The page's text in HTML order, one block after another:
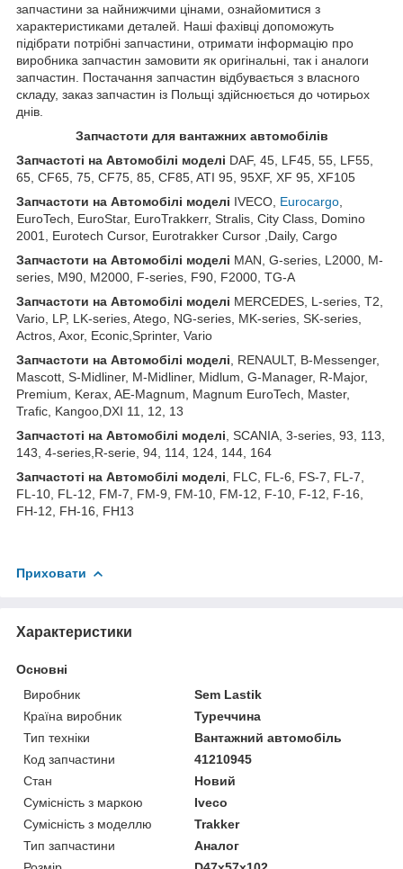
запчастини за найнижчими цінами, ознайомитися з
характеристиками деталей. Наші фахівці допоможуть
підібрати потрібні запчастини, отримати інформацію про
виробника запчастин замовити як оригінальні, так і аналоги
запчастин. Постачання запчастин відбувається з власного
складу, заказ запчастин із Польщі здійснюється до чотирьох
днів.
Запчастоти для вантажних автомобілів
Запчастоті на Автомобілі моделі DAF, 45, LF45, 55, LF55,
65, CF65, 75, CF75, 85, CF85, ATI 95, 95XF, XF 95, XF105
Запчастоти на Автомобілі моделі IVECO, Eurocargo
EuroTech, EuroStar, EuroTrakkerr, Stralis, City Class, Domino
2001, Eurotech Cursor, Eurotrakker Cursor ,Daily, Cargo
Запчастоти на Автомобілі моделі MAN, G-series, L2000, M-
series, M90, M2000, F-series, F90, F2000, TG-A
Запчастоти на Автомобілі моделі MERCEDES, L-series, T2,
Vario, LP, LK-series, Atego, NG-series, MK-series, SK-series,
Actros, Axor, Econic,Sprinter, Vario
Запчастоти на Автомобілі моделі , RENAULT, B-Messenger,
Mascott, S-Midliner, M-Midliner, Midlum, G-Manager, R-Major,
Premium, Kerax, AE-Magnum, Magnum EuroTech, Master,
Trafic, Kangoo,DXI 11, 12, 13
Запчастоті на Автомобілі моделі , SCANIA, 3-series, 93, 113,
143, 4-series,R-serie, 94, 114, 124, 144, 164
Запчастоті на Автомобілі моделі , FLC, FL-6, FS-7, FL-7,
FL-10, FL-12, FM-7, FM-9, FM-10, FM-12, F-10, F-12, F-16,
FH-12, FH-16, FH13
Приховати
Характеристики
Основні
Виробник
Sem Lastik
Країна виробник
Туреччина
Тип техніки
Вантажний автомобіль
Код запчастини
41210945
Стан
Новий
Сумісність з маркою
Iveco
Сумісність з моделлю
Trakker
Тип запчастини
Аналог